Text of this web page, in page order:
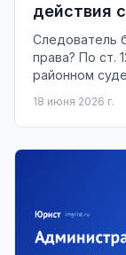
действия
Следователь
права? По ст.
районном
18 июня 2026 г.